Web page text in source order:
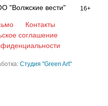
"Волжские вести" 16+
Контакты
соглашение
Студия "Green Art"